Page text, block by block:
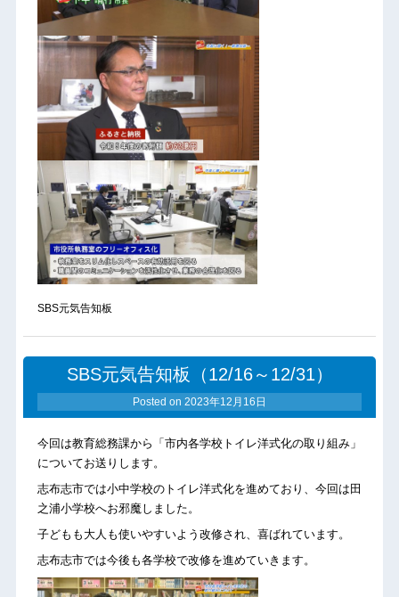
SBS元気告知板
SBS元気告知板（12/16～12/31）
Posted on 2023年12月16日
今回は教育総務課から「市内各学校トイレ洋式化の取り組み」
についてお送りします。
志布志市では小中学校のトイレ洋式化を進めており、今回は田
之浦小学校へお邪魔しました。
子どもも大人も使いやすいよう改修され、喜ばれています。
志布志市では今後も各学校で改修を進めていきます。